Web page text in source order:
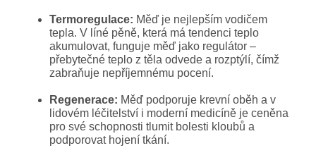
Termoregulace: Měď je nejlepším vodičem
tepla. V líné pěně, která má tendenci teplo
akumulovat, funguje měď jako regulátor –
přebytečné teplo z těla odvede a rozptýlí, čímž
zabraňuje nepříjemnému pocení.
Regenerace: Měď podporuje krevní oběh a v
lidovém léčitelství i moderní medicíně je ceněna
pro své schopnosti tlumit bolesti kloubů a
podporovat hojení tkání.